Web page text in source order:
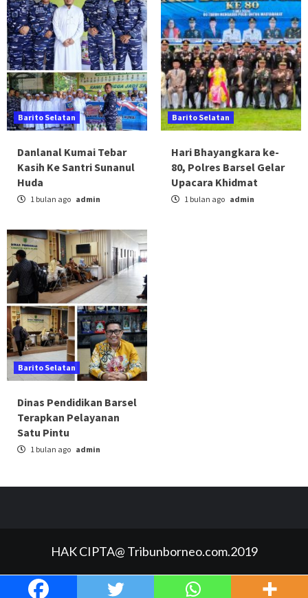
Barito Selatan
Danlanal Kumai Tebar
Kasih Ke Santri Sunanul
Huda
1 bulan ago admin
Barito Selatan
Hari Bhayangkara ke-
80, Polres Barsel Gelar
Upacara Khidmat
1 bulan ago admin
Barito Selatan
Dinas Pendidikan Barsel
Terapkan Pelayanan
Satu Pintu
1 bulan ago admin
HAK CIPTA@ Tribunborneo.com.2019